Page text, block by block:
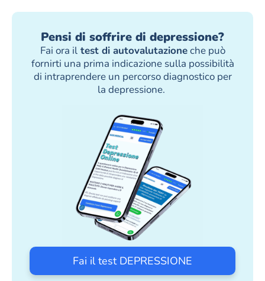
Pensi di soffrire di depressione?
Fai ora iltest di autovalutazioneche può
fornirti una prima indicazione sulla possibilità
di intraprendere un percorso diagnostico per
la depressione.
Fai il test DEPRESSIONE